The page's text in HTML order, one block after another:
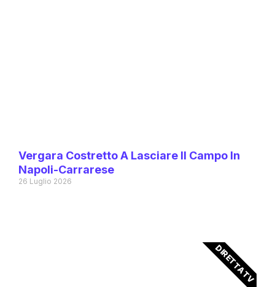
Vergara Costretto A Lasciare Il Campo In
Napoli-Carrarese
26 Luglio 2026
DIRETTA TV